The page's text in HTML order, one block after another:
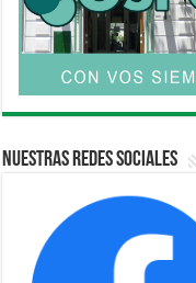
Nuestras Redes Sociales